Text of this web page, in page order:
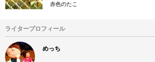
赤色のたこ
ライタープロフィール
めっち